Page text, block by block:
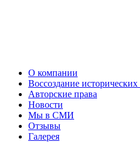
О компании
Воссоздание исторических
Авторские права
Новости
Мы в СМИ
Отзывы
Галерея